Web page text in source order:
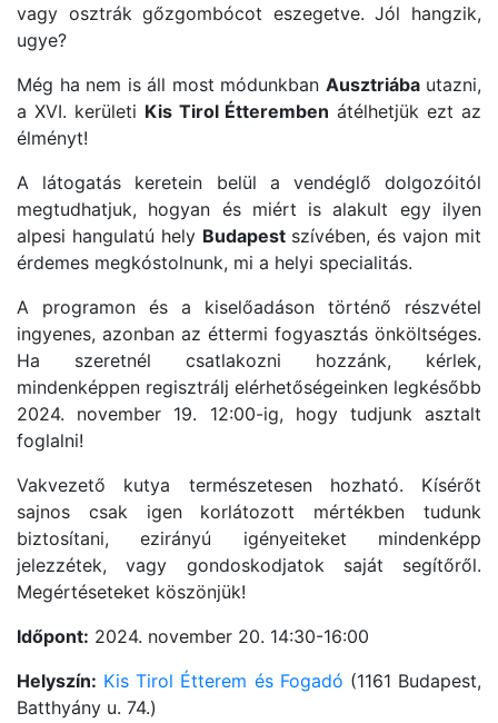
vagy osztrák gőzgombócot eszegetve. Jól hangzik,
ugye?
Még ha nem is áll most módunkban Ausztriábautazni,
a XVI. kerületi Kis Tirol Étteremben átélhetjük ezt az
élményt!
A látogatás keretein belül a vendéglő dolgozóitól
megtudhatjuk, hogyan és miért is alakult egy ilyen
alpesi hangulatú hely Budapestszívében, és vajon mit
érdemes megkóstolnunk, mi a helyi specialitás.
A programon és a kiselőadáson történő részvétel
ingyenes, azonban az éttermi fogyasztás önköltséges.
Ha szeretnél csatlakozni hozzánk, kérlek,
mindenképpen regisztrálj elérhetőségeinken legkésőbb
2024. november 19. 12:00-ig, hogy tudjunk asztalt
foglalni!
Vakvezető kutya természetesen hozható. Kísérőt
sajnos csak igen korlátozott mértékben tudunk
biztosítani, ezirányú igényeiteket mindenképp
jelezzétek, vagy gondoskodjatok saját segítőről.
Megértéseteket köszönjük!
Időpont: 2024. november 20. 14:30-16:00
Helyszín: Kis Tirol Étterem és Fogadó (1161 Budapest,
Batthyány u. 74.)